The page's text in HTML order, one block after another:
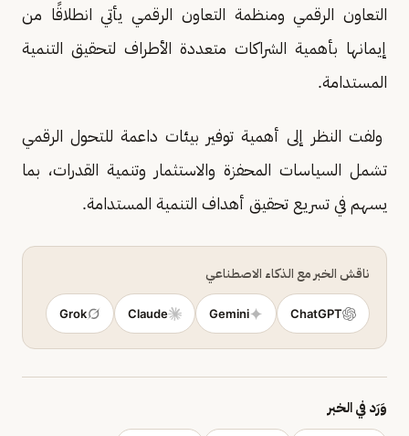
التعاون الرقمي ومنظمة التعاون الرقمي يأتي انطلاقًا من
إيمانها بأهمية الشراكات متعددة الأطراف لتحقيق التنمية
المستدامة.
ولفت النظر إلى أهمية توفير بيئات داعمة للتحول الرقمي
تشمل السياسات المحفزة والاستثمار وتنمية القدرات، بما
يسهم في تسريع تحقيق أهداف التنمية المستدامة.
ناقش الخبر مع الذكاء الاصطناعي
ChatGPT
Gemini
Claude
Grok
وَرَد في الخبر